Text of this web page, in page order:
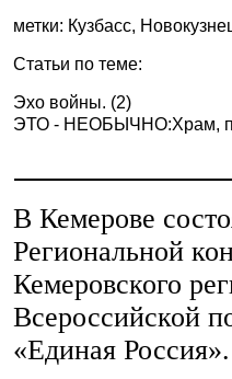
метки: Кузбасс,
Статьи по теме:
Эхо войны. (2)
ЭТО - НЕОБЫЧНО:Храм,
В Кемерове
Региональной
Кемеровского
Всероссийской
«Единая Россия».